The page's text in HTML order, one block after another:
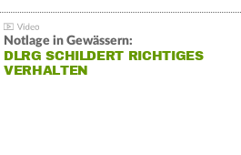
Notlage in Gewässern:
DLRG SCHILDERT RICHTIGES
VERHALTEN